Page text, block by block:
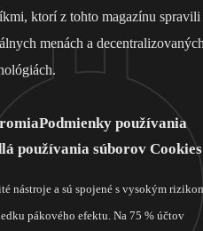
ktorí z tohto magazínu spravili
menách a
Podmienky používania
používania súborov Cookies
nástroje a sú spojené s vysokým
pákového efektu. Na 75 % účtov